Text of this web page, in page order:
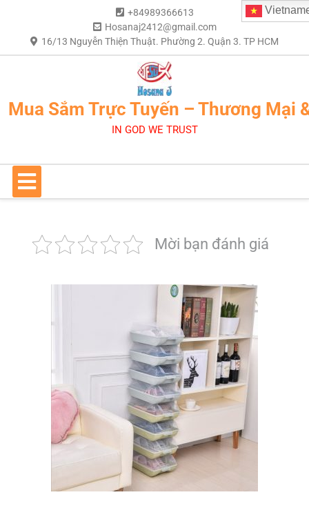
+84989366613
Hosanaj2412@gmail.com
16/13 Nguyễn Thiện Thuật. Phường 2. Quận 3. TP HCM
Mua Sắm Trực Tuyến – Thương Mại
IN GOD WE TRUST
Mời bạn đánh giá